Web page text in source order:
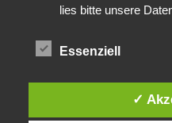
lies bitte unsere
Essenziell
✓